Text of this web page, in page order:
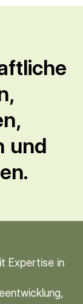
und
Expertise in